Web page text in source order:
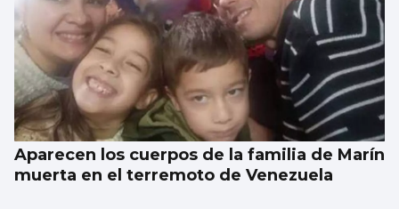
Investigan por asesinato al detenido por un
atropello mortal intencionado en Ames
Aparecen los cuerpos de la familia de Marín
muerta en el terremoto de Venezuela